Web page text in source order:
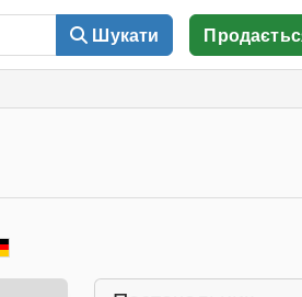
Шукати